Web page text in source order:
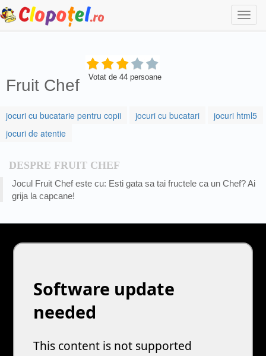
Fruit Chef Votat de 44 persoane
jocuri cu bucatarie pentru copii jocuri cu bucatari
jocuri html5
jocuri de atentie
DESPRE FRUIT CHEF
Jocul Fruit Chef este cu: Esti gata sa tai fructele ca un Chef? Ai
grija la capcane!